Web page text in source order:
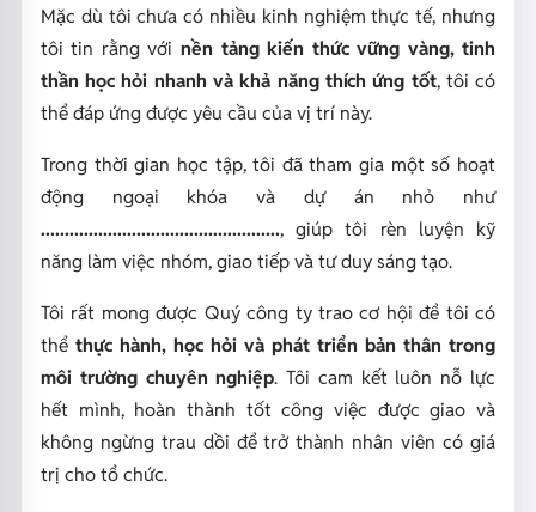
Mặc dù tôi chưa có nhiều kinh nghiệm thực tế, nhưng
tôi tin rằng với nền tảng kiến thức vững vàng, tinh
thần học hỏi nhanh và khả năng thích ứng tốt, tôi có
thể đáp ứng được yêu cầu của vị trí này.
Trong thời gian học tập, tôi đã tham gia một số hoạt
động ngoại khóa và dự án nhỏ như
.................................................., giúp tôi rèn luyện kỹ
năng làm việc nhóm, giao tiếp và tư duy sáng tạo.
Tôi rất mong được Quý công ty trao cơ hội để tôi có
thể thực hành, học hỏi và phát triển bản thân trong
môi trường chuyên nghiệp. Tôi cam kết luôn nỗ lực
hết mình, hoàn thành tốt công việc được giao và
không ngừng trau dồi để trở thành nhân viên có giá
trị cho tổ chức.